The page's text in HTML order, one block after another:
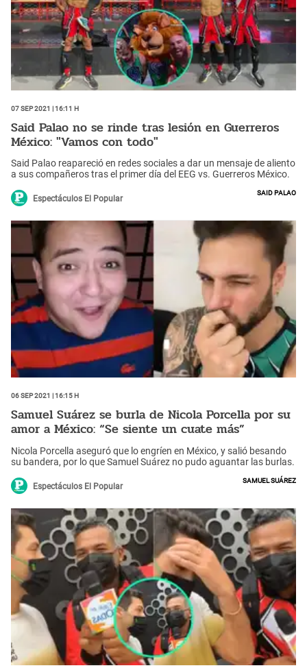
07 Sep 2021 | 16:11 h
Said Palao no se rinde tras lesión en Guerreros
México: "Vamos con todo"
Said Palao reapareció en redes sociales a dar un mensaje de aliento
a sus compañeros tras el primer día del EEG vs. Guerreros México.
Espectáculos El Popular
Said Palao
06 Sep 2021 | 16:15 h
Samuel Suárez se burla de Nicola Porcella por su
amor a México: “Se siente un cuate más”
Nicola Porcella aseguró que lo engríen en México, y salió besando
su bandera, por lo que Samuel Suárez no pudo aguantar las burlas.
Espectáculos El Popular
Samuel Suárez